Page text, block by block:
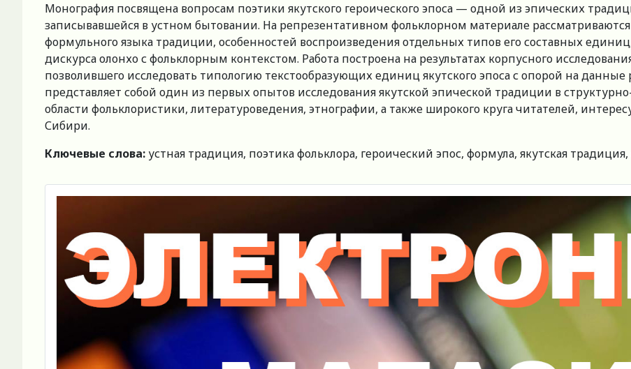
Монография посвящена вопросам поэтики якутского героического эпоса — одной из эпических
записывавшейся в устном бытовании. На репрезентативном фольклорном материале
формульного языка традиции, особенностей воспроизведения отдельных типов его составных единиц,
дискурса олонхо с фольклорным контекстом. Работа построена на результатах корпусного
позволившего исследовать типологию текстообразующих единиц якутского эпоса с опорой на
представляет собой один из первых опытов исследования якутской эпической традиции в
области фольклористики, литературоведения, этнографии, а также широкого круга читателей,
Сибири.
Ключевые слова: устная традиция, поэтика фольклора, героический эпос, формула, якутская традиция,